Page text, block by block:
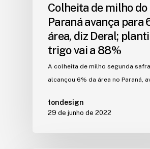
Colheita de milho do
Paraná avança para
área, diz Deral;
trigo vai a 88%
A colheita de milho segunda safra
alcançou 6% da área no Paraná,
tondesign
29 de junho de 2022